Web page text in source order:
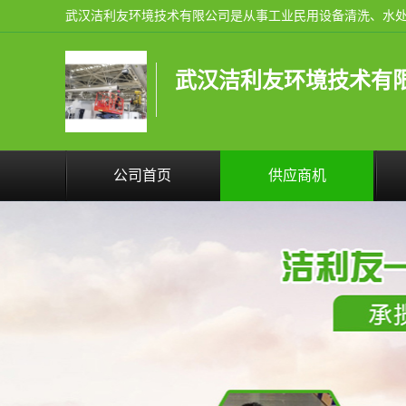
武汉洁利友环境技术有
公司首页 供应商机